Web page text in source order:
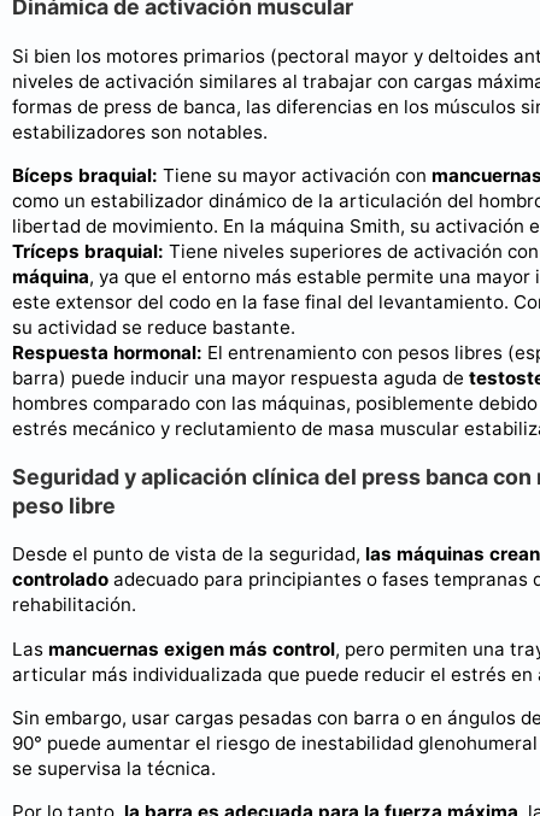
Dinámica de activación muscular
Si bien los motores primarios (pectoral mayor y deltoides
niveles de activación similares al trabajar con cargas
formas de press de banca, las diferencias en los músculos
estabilizadores son notables.
Bíceps braquial: Tiene su mayor activación con
como un estabilizador dinámico de la articulación del
libertad de movimiento. En la máquina Smith, su activación
Tríceps braquial: Tiene niveles superiores de activación
máquina, ya que el entorno más estable permite una mayor
este extensor del codo en la fase final del levantamiento.
su actividad se reduce bastante.
Respuesta hormonal: El entrenamiento con pesos libres
barra) puede inducir una mayor respuesta aguda de
hombres comparado con las máquinas, posiblemente
estrés mecánico y reclutamiento de masa muscular
Seguridad y aplicación clínica del press banca con
peso libre
Desde el punto de vista de la seguridad, las máquinas
controlado adecuado para principiantes o fases tempranas
rehabilitación.
Las mancuernas exigen más control, pero permiten una
articular más individualizada que puede reducir el estrés
Sin embargo, usar cargas pesadas con barra o en ángulos
90° puede aumentar el riesgo de inestabilidad
se supervisa la técnica.